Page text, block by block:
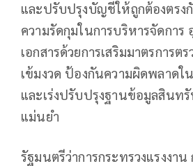
และปรับปรุงบัญชีให้ถูกต้องตร
ความรัดกุมในการบริหารจัดการ
เอกสารด้วยการเสริมมาตรการต
เข้มงวด ป้องกันความผิดพลาดใน
และเร่งปรับปรุงฐานข้อมูลสินท
แม่นยำ
รัฐมนตรีว่าการกระทรวงแรงงา